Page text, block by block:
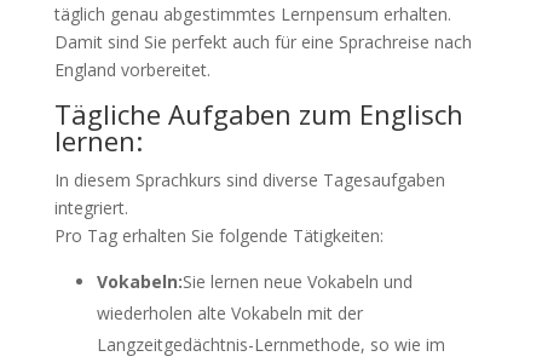
täglich genau abgestimmtes Lernpensum erhalten.
Damit sind Sie perfekt auch für eine Sprachreise nach
England vorbereitet.
Tägliche Aufgaben zum Englisch
lernen:
In diesem Sprachkurs sind diverse Tagesaufgaben
integriert.
Pro Tag erhalten Sie folgende Tätigkeiten:
Vokabeln:Sie lernen neue Vokabeln und
wiederholen alte Vokabeln mit der
Langzeitgedächtnis-Lernmethode, so wie im